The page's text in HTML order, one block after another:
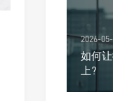
2026-
如何
上?